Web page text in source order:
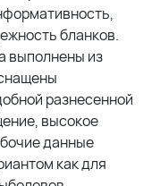
бланков.
выполнены из
разнесенной
высокое
данные
как для